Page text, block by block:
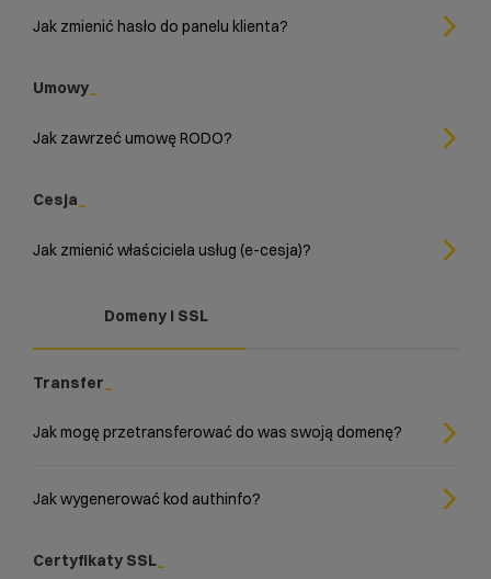
Jak zmienić hasło do panelu klienta?
Umowy
Jak zawrzeć umowę RODO?
Cesja
Jak zmienić właściciela usług (e-cesja)?
Domeny i SSL
Transfer
Jak mogę przetransferować do was swoją domenę?
Jak wygenerować kod authinfo?
Certyfikaty SSL